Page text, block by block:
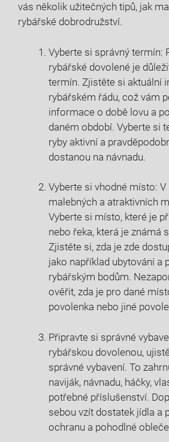
vás několik užitečných ​tipů, jak
rybářské ‌dobrodružství.
Vyberte ​si správný termín:
rybářské​ dovolené je⁣
termín.⁣ Zjistěte si aktuální
rybářském řádu, což vám
informace⁤ o‌ době lovu a
daném období. Vyberte ⁣si
ryby aktivní a
dostanou na návnadu.
Vyberte si⁤ vhodné místo: V
malebných ⁣a atraktivních⁢
⁢Vyberte si⁣ místo, které⁣ je
nebo řeka, která je známá
Zjistěte si, zda je zde
jako například ubytování a
rybářským ⁤bodům.
ověřit,​ zda je‍ pro dané
povolenka nebo ⁢jiné
Připravte ‍si správné
rybářskou dovolenou,⁣
správné vybavení. To
naviják, návnadu,‌ háčky,‌
potřebné příslušenství.⁣
sebou ‍vzít dostatek ​jídla a
⁤ochranu a pohodlné